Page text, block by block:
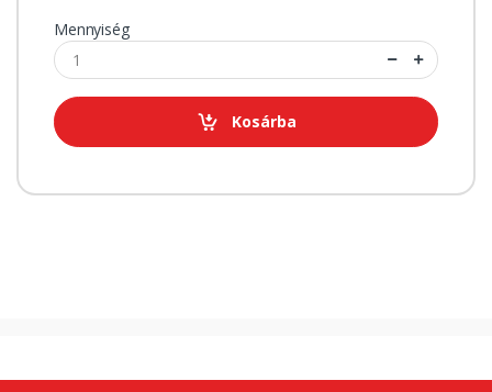
Mennyiség
Kosárba